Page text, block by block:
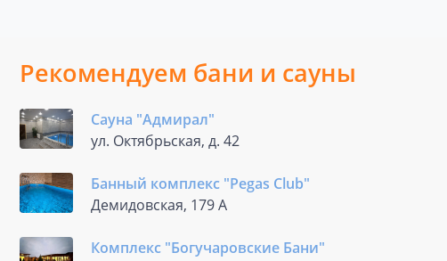
Рекомендуем бани и сауны
Сауна "Адмирал"
ул. Октябрьская, д. 42
Банный комплекс "Pegas Club"
Демидовская, 179 А
Комплекс "Богучаровские Бани"